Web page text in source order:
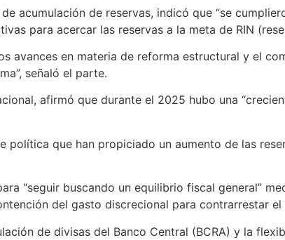
acumulación de reservas, indicó que “se
para acercar las reservas a la meta de RIN
avances en materia de reforma estructural y el
señaló el parte.
afirmó que durante el 2025 hubo una
política que han propiciado un aumento de las
“seguir buscando un equilibrio fiscal general”
del gasto discrecional para contrarrestar
de divisas del Banco Central (BCRA) y la